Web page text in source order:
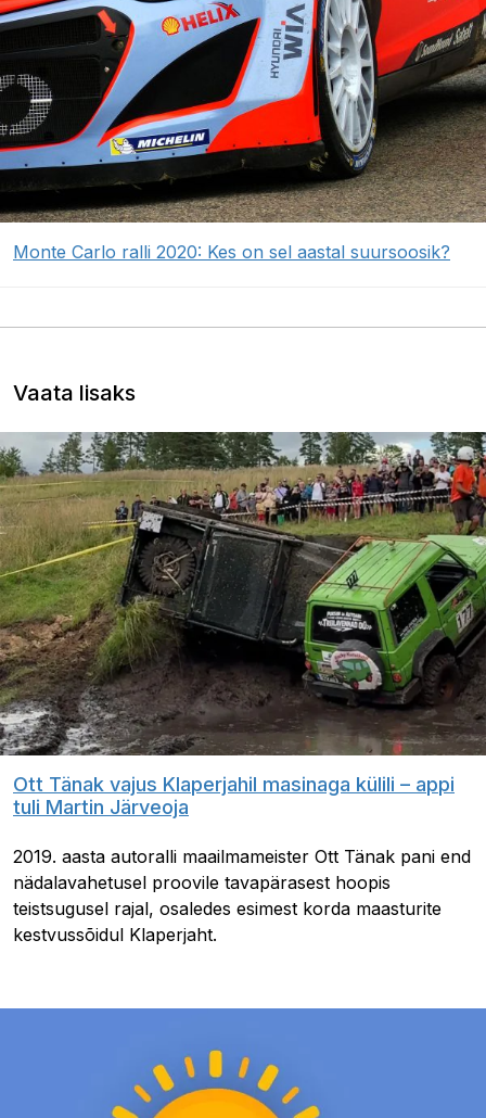
Monte Carlo ralli 2020: Kes on sel aastal suursoosik?
Vaata lisaks
Ott Tänak vajus Klaperjahil masinaga külili – appi
tuli Martin Järveoja
2019. aasta autoralli maailmameister Ott Tänak pani end
nädalavahetusel proovile tavapärasest hoopis
teistsugusel rajal, osaledes esimest korda maasturite
kestvussõidul Klaperjaht.